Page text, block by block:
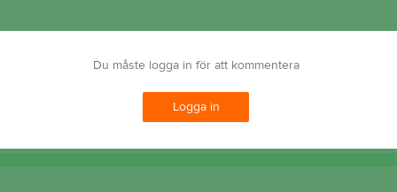
Du måste logga in för att kommentera
Logga in